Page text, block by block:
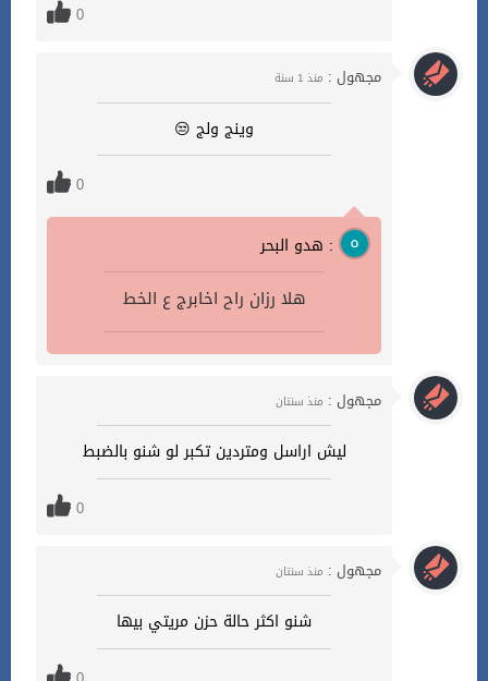
0
مجهول : منذ 1 سنة
وينج ولج 😒
0
هدو البحر :
هلا رزان راح اخابرج ع الخط
مجهول : منذ سنتان
ليش اراسل ومتردين تكبر لو شنو بالضبط
0
مجهول : منذ سنتان
شنو اكثر حالة حزن مريتي بيها